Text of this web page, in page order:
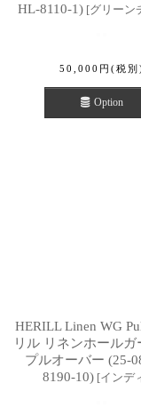
HL-8110-1) [グリーン
50,000 円 (税別
Option
HERILL Linen WG
リル リネンホールガ
プルオーバー (25-
8190-10) [インデ